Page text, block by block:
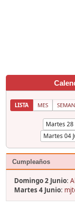
LISTA MES
Cumpleaños
Domingo 2 Junio:
Martes 4 Junio: